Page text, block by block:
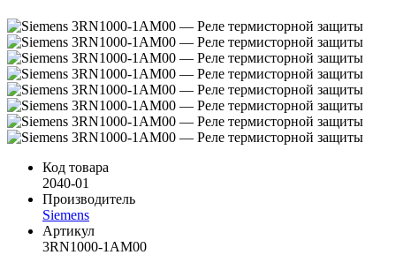
Код товара
2040-01
Производитель
Siemens
Артикул
3RN1000-1AM00